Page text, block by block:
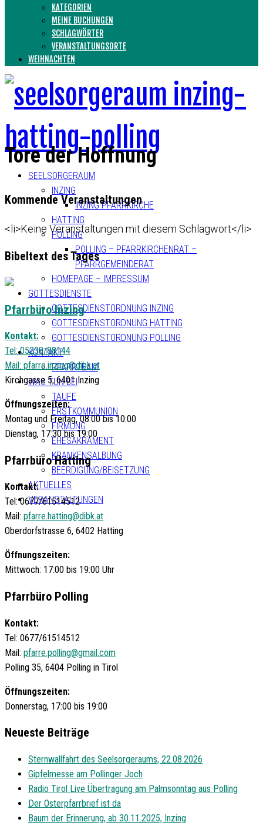
KATEGORIEN
MEINE BUCHUNGEN
SCHLAGWÖRTER
VERANSTALTUNGSORTE
WEIHNACHTEN
SEELSORGERAUM
INZING
INZING PFARRKIRCHE
HATTING
POLLING
POLLING – PFARRKIRCHENRAT –
PFARRGEMEINDERAT
HOMEPAGE – IMPRESSUM
GOTTESDIENSTE
GOTTESDIENSTORDNUNG INZING
GOTTESDIENSTORDNUNG HATTING
GOTTESDIENSTORDNUNG POLLING
KONTAKT
PFARRTEAM
WAS TUN BEI
TAUFE
ERSTKOMMUNION
FIRMUNG
EHESAKRAMENT
KRANKENSALBUNG
BEERDIGUNG/BEISETZUNG
AKTUELLES
VERANSTALTUNGEN
Tore der Hoffnung
Kommende Veranstaltungen
<li>Keine Veranstaltungen mit diesem Schlagwort</li>
Bibeltext des Tages
Pfarrbüro Inzing
Kontakt:
Tel: 05238/88144
Mail: pfarre.inzing@dibk.at
Kirchgasse 5, 6401 Inzing
Öffnungszeiten:
Montag und Freitag, 08:00 bis 10:00
Dienstag, 17:30 bis 19:00
Pfarrbüro Hatting
Kontakt:
Tel: 0677/61514512
Mail: pfarre.hatting@dibk.at
Oberdorfstrasse 6, 6402 Hatting
Öffnungszeiten:
Mittwoch: 17:00 bis 19:00 Uhr
Pfarrbüro Polling
Kontakt:
Tel: 0677/61514512
Mail: pfarre.polling@gmail.com
Polling 35, 6404 Polling in Tirol
Öffnungszeiten:
Donnerstag, 17:00 bis 19:00
Neueste Beiträge
Sternwallfahrt des Seelsorgeraums, 22.08.2026
Gipfelmesse am Pollinger Joch
Radio Tirol Live Übertragung am Palmsonntag aus Polling
Der Osterpfarrbrief ist da
Baum der Erinnerung, ab 30.11.2025, Inzing